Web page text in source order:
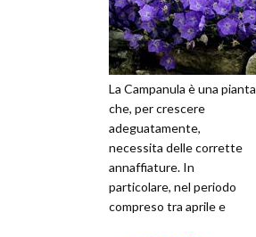
La Campanula è una pianta
che, per crescere
adeguatamente,
necessita delle corrette
annaffiature. In
particolare, nel periodo
compreso tra aprile e